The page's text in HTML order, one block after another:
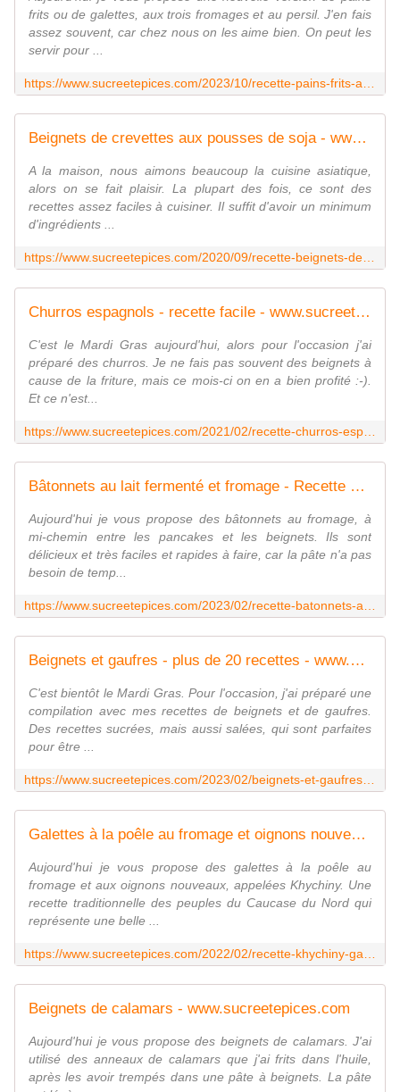
frits ou de galettes, aux trois fromages et au persil. J'en fais
assez souvent, car chez nous on les aime bien. On peut les
servir pour ...
Beignets de crevettes aux pousses de soja - www.sucreetepices.com
A la maison, nous aimons beaucoup la cuisine asiatique,
alors on se fait plaisir. La plupart des fois, ce sont des
recettes assez faciles à cuisiner. Il suffit d'avoir un minimum
d'ingrédients ...
Churros espagnols - recette facile - www.sucreetepices.com
C'est le Mardi Gras aujourd'hui, alors pour l'occasion j'ai
préparé des churros. Je ne fais pas souvent des beignets à
cause de la friture, mais ce mois-ci on en a bien profité :-).
Et ce n'est...
Bâtonnets au lait fermenté et fromage - Recette en vidéo - www.sucreetepices.com
Aujourd'hui je vous propose des bâtonnets au fromage, à
mi-chemin entre les pancakes et les beignets. Ils sont
délicieux et très faciles et rapides à faire, car la pâte n'a pas
besoin de temp...
Beignets et gaufres - plus de 20 recettes - www.sucreetepices.com
C'est bientôt le Mardi Gras. Pour l'occasion, j'ai préparé une
compilation avec mes recettes de beignets et de gaufres.
Des recettes sucrées, mais aussi salées, qui sont parfaites
pour être ...
Galettes à la poêle au fromage et oignons nouveaux - Recette en vidéo - www.sucreetepices.com
Aujourd'hui je vous propose des galettes à la poêle au
fromage et aux oignons nouveaux, appelées Khychiny. Une
recette traditionnelle des peuples du Caucase du Nord qui
représente une belle ...
Beignets de calamars - www.sucreetepices.com
Aujourd'hui je vous propose des beignets de calamars. J'ai
utilisé des anneaux de calamars que j'ai frits dans l'huile,
après les avoir trempés dans une pâte à beignets. La pâte